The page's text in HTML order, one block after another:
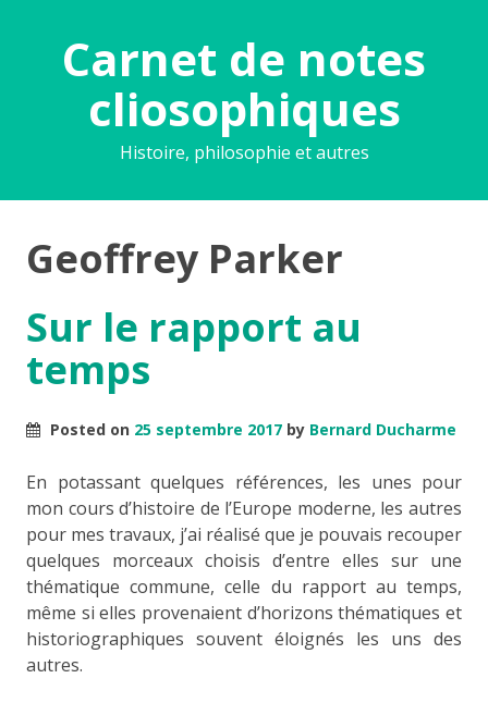
Carnet de notes
cliosophiques
Histoire, philosophie et autres
Geoffrey Parker
Sur le rapport au
temps
Posted on 25 septembre 2017 by Bernard Ducharme
En potassant quelques références, les unes pour
mon cours d’histoire de l’Europe moderne, les autres
pour mes travaux, j’ai réalisé que je pouvais recouper
quelques morceaux choisis d’entre elles sur une
thématique commune, celle du rapport au temps,
même si elles provenaient d’horizons thématiques et
historiographiques souvent éloignés les uns des
autres.